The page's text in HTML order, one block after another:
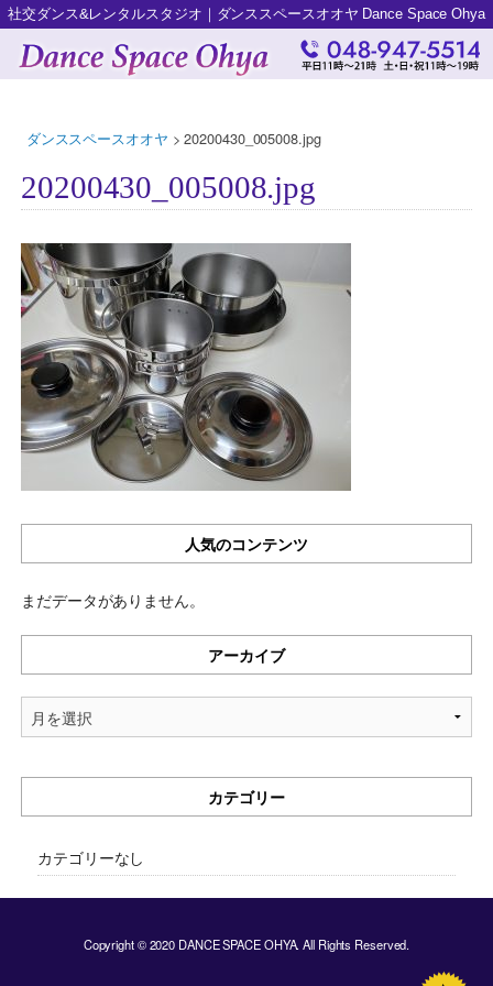
社交ダンス&レンタルスタジオ｜ダンススペースオオヤ Dance Space Ohya
ダンススペースオオヤ >20200430_005008.jpg
20200430_005008.jpg
人気のコンテンツ
まだデータがありません。
アーカイブ
ア
ー
ブ
カテゴリー
カテゴリーなし
Copyright © 2020 DANCE SPACE OHYA. All Rights Reserved.